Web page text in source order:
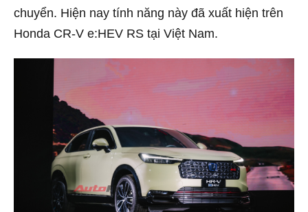
chuyển. Hiện nay tính năng này đã xuất hiện trên
Honda CR-V e:HEV RS tại Việt Nam.